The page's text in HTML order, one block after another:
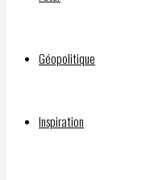
Géopolitique
Inspiration
and